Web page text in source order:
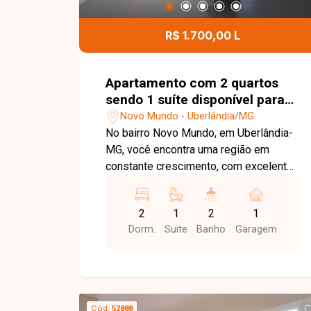
Esta é uma excelente oportunidade
confortável e pronto para morar no
visita e venha conhecer todos os
detalhes desta casa.
R$ 1.700,00 L
Apartamento com 2 quartos
sendo 1 suíte disponível para
locação no bairro Novo Mundo
em Uberlândia-MG
Novo Mundo - Uberlândia/MG
No bairro Novo Mundo, em Uberlândia-
MG, você encontra uma região em
constante crescimento, com excelente
avenidas da cidade e proximidade com
supermercados, escolas, farmácias e
diversos comércios, proporcionando
sala ampla, 2 quartos, sendo 1 suíte,
2
Dorm.
1
Suite
2
Banho
1
Garagem
Cód. 52888